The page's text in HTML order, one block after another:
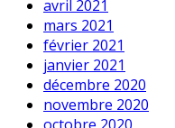
avril 2021
mars 2021
février 2021
janvier 2021
décembre 2020
novembre 2020